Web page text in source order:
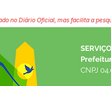
no Diário Oficial, mas facilita a
CNPJ